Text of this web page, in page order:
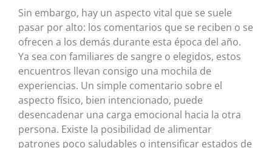
Sin embargo, hay un aspecto vital que se suele
pasar por alto: los comentarios que se reciben o se
ofrecen a los demás durante esta época del año.
Ya sea con familiares de sangre o elegidos, estos
encuentros llevan consigo una mochila de
experiencias. Un simple comentario sobre el
aspecto físico, bien intencionado, puede
desencadenar una carga emocional hacia la otra
persona. Existe la posibilidad de alimentar
patrones poco saludables o intensificar estados de